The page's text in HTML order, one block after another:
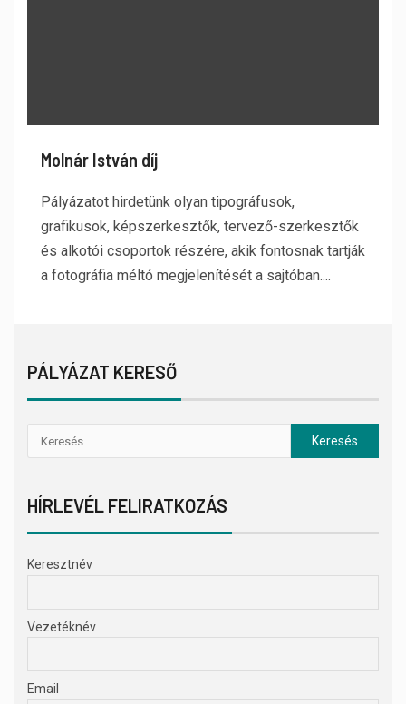
Molnár István díj
Pályázatot hirdetünk olyan tipográfusok,
grafikusok, képszerkesztők, tervező-szerkesztők
és alkotói csoportok részére, akik fontosnak tartják
a fotográfia méltó megjelenítését a sajtóban....
PÁLYÁZAT KERESŐ
HÍRLEVÉL FELIRATKOZÁS
Keresztnév
Vezetéknév
Email